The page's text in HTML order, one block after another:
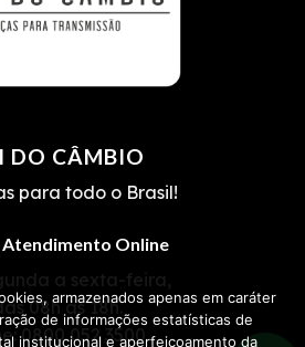
DO CÂMBIO
para todo o Brasil!
Atendimento Online
a sexta-feira,
08h às 18h.
0800 052 3500
armazenados apenas em caráter
de informações estatísticas de
institucional e aperfeiçoamento da